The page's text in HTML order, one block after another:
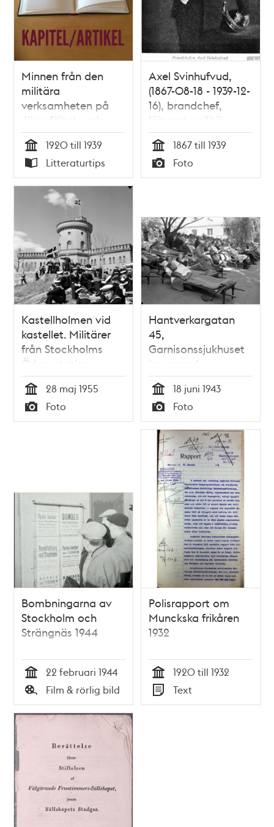
Minnen från den
militära
verksamheten på
Järvafältet under
1920-30-talen /
Sven Lagerberg
Tid
1920 till 1939
Typ
Litteraturtips
Axel Svinhufvud,
(1867-08-18 - 1939-12-
16), brandchef,
löjtnant, militär
Tid
1867 till 1939
Typ
Foto
Kastellholmen vid
kastellet. Militärer
från Stockholms
Örlogsstation,
avbildade i
samband med den
sista
friluftsgudstjänsten
Tid
28 maj 1955
Typ
Foto
Hantverkargatan
45,
Garnisonssjukhuset
(nuvarande
Landstingshuset).
Chinavarieténs
artister uppträder
för patienterna på
sjukhusets
gårdsplan. En del av
dem har burits ut på
sängbårar.
Tid
18 juni 1943
Typ
Foto
Bombningarna av
Stockholm och
Strängnäs 1944
Tid
22 februari 1944
Typ
Film & rörlig bild
Polisrapport om
Munckska frikåren
1932
Tid
1920 till 1932
Typ
Text